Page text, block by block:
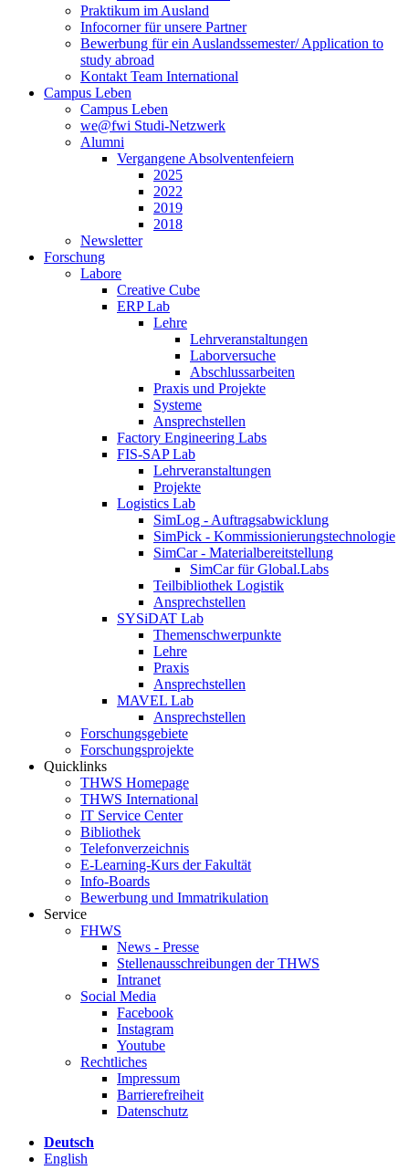
Praktikum im Ausland
Infocorner für unsere Partner
Bewerbung für ein Auslandssemester/ Application to
study abroad
Kontakt Team International
Campus Leben
Campus Leben
we@fwi Studi-Netzwerk
Alumni
Vergangene Absolventenfeiern
2025
2022
2019
2018
Newsletter
Forschung
Labore
Creative Cube
ERP Lab
Lehre
Lehrveranstaltungen
Laborversuche
Abschlussarbeiten
Praxis und Projekte
Systeme
Ansprechstellen
Factory Engineering Labs
FIS-SAP Lab
Lehrveranstaltungen
Projekte
Logistics Lab
SimLog - Auftragsabwicklung
SimPick - Kommissionierungstechnologie
SimCar - Materialbereitstellung
SimCar für Global.Labs
Teilbibliothek Logistik
Ansprechstellen
SYSiDAT Lab
Themenschwerpunkte
Lehre
Praxis
Ansprechstellen
MAVEL Lab
Ansprechstellen
Forschungsgebiete
Forschungsprojekte
Quicklinks
THWS Homepage
THWS International
IT Service Center
Bibliothek
Telefonverzeichnis
E-Learning-Kurs der Fakultät
Info-Boards
Bewerbung und Immatrikulation
Service
FHWS
News - Presse
Stellenausschreibungen der THWS
Intranet
Social Media
Facebook
Instagram
Youtube
Rechtliches
Impressum
Barrierefreiheit
Datenschutz
Deutsch
English